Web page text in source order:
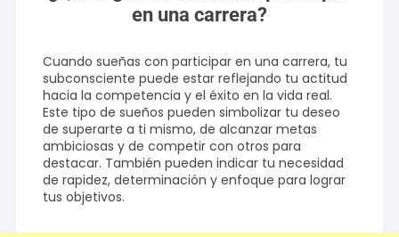
en una carrera?
Cuando sueñas con participar en una carrera, tu
subconsciente puede estar reflejando tu actitud
hacia la competencia y el éxito en la vida real.
Este tipo de sueños pueden simbolizar tu deseo
de superarte a ti mismo, de alcanzar metas
ambiciosas y de competir con otros para
destacar. También pueden indicar tu necesidad
de rapidez, determinación y enfoque para lograr
tus objetivos.